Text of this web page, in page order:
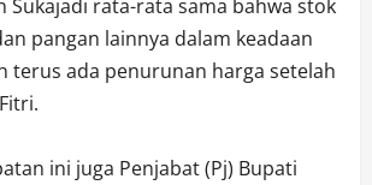
Sukajadi rata-rata sama bahwa stok
pangan lainnya dalam keadaan
terus ada penurunan harga setelah
ini juga Penjabat (Pj) Bupati